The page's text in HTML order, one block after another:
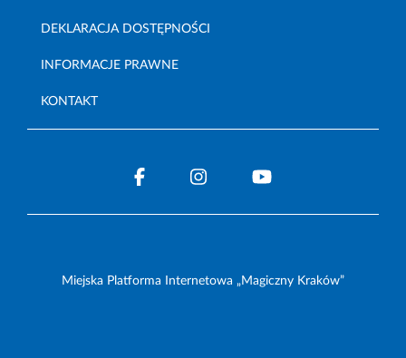
DEKLARACJA DOSTĘPNOŚCI
INFORMACJE PRAWNE
KONTAKT
Miejska Platforma Internetowa „Magiczny Kraków”